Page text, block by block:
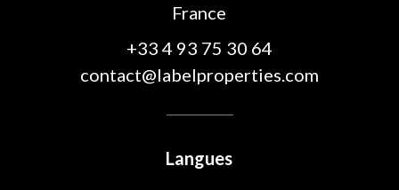
France
+33 4 93 75 30 64
contact@labelproperties.com
Langues